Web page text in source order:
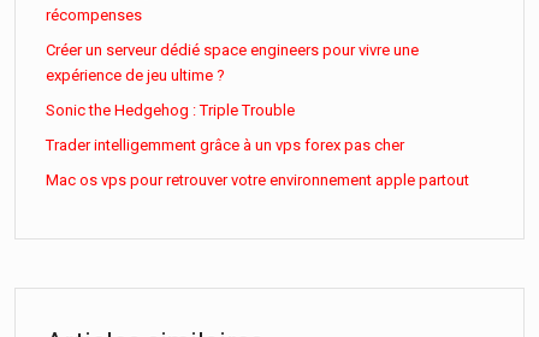
récompenses
Créer un serveur dédié space engineers pour vivre une
expérience de jeu ultime ?
Sonic the Hedgehog : Triple Trouble
Trader intelligemment grâce à un vps forex pas cher
Mac os vps pour retrouver votre environnement apple partout